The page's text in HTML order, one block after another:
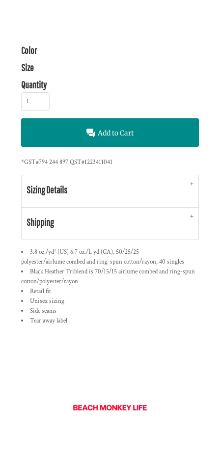
Color
Size
Quantity
Add to Cart
*GST#794 244 897 QST#1223411041
Sizing Details
Shipping
3.8 oz./yd² (US) 6.7 oz./L yd (CA), 50/25/25
polyester/airlumecombed and ring-spun cotton/rayon, 40 singles
Black Heather Triblend is 70/15/15airlumecombed and ring-spun
cotton/polyester/rayon
Retail fit
Unisex sizing
Side seams
Tear away label